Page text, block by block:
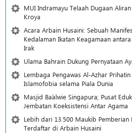
MUI Indramayu Telaah Dugaan
Kroya
Acara Arbain Husaini: Sebuah
Kedalaman Ikatan Keagamaan
Irak
Ulama Bahrain Dukung Pernyataan
Lembaga Pengawas Al-Azhar
Islamofobia selama Piala Dunia
Masjid Ba`alwie Singapura; Pusat
Jembatan Koeksistensi Antar Agama
Lebih dari 13.500 Maukib Pemberian
Terdaftar di Arbain Husaini